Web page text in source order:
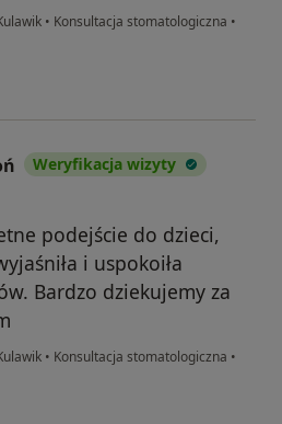
• Konsultacja stomatologiczna •
Weryfikacja wizyty
podejście do dzieci,
i uspokoiła
Bardzo dziekujemy za
• Konsultacja stomatologiczna •
Gorgoń